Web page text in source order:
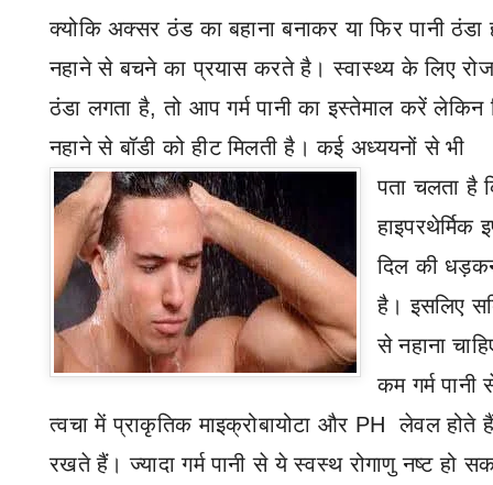
क्योकि अक्सर ठंड का बहाना बनाकर या फिर पानी ठंडा
नहाने से बचने का प्रयास करते है।स्वास्थ्य के लिए
ठंडा लगता है,तो आप गर्म पानी का इस्तेमाल करें
नहाने से बॉडी को हीट मिलती है। कई अध्ययनों से भी
पता चलता है
दिल की
है। इसलिए
से नहाना
कम गर्म पानी
त्वचा में प्राकृतिक माइक्रोबायोटा और PH लेवल होते
रखते हैं। ज्यादा गर्म पानी से ये स्वस्थ रोगाणु नष्ट हो